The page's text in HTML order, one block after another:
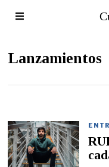
Lanzamientos